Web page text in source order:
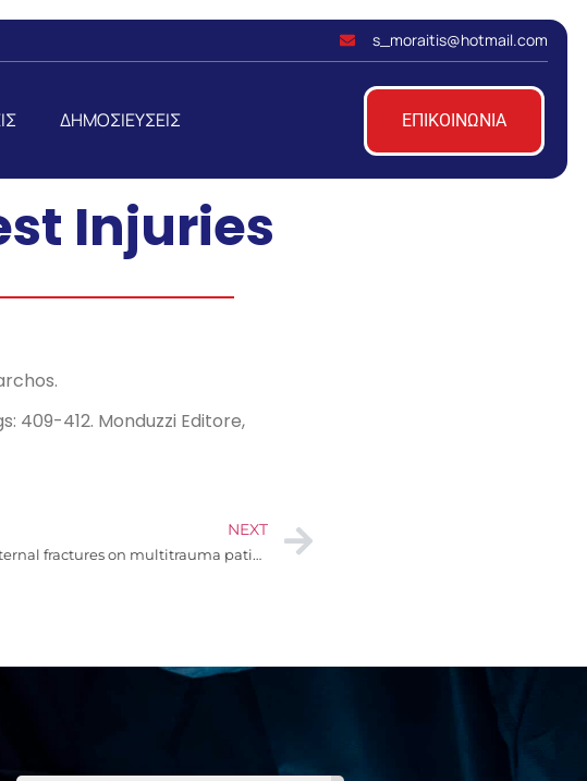
s_moraitis@hotmail.com
ΔΗΜΟΣΙΕΥΣΕΙΣ ΕΠΙΚΟΙΝΩΝΙΑ
Injuries
409-412. Monduzzi Editore,
NEXT
The significance of sternal fractures on multitrauma patients